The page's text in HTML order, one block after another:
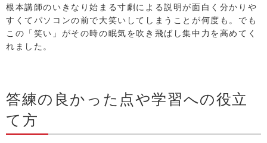
根本講師のいきなり始まる寸劇による説明が面白く分かりや
すくてパソコンの前で大笑いしてしまうことが何度も。でも
この「笑い」がその時の眠気を吹き飛ばし集中力を高めてく
れました。
答練の良かった点や学習への役立
て方